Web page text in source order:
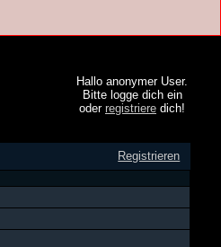
Hallo anonymer User.
Bitte logge dich ein
oder registriere dich!
Registrieren